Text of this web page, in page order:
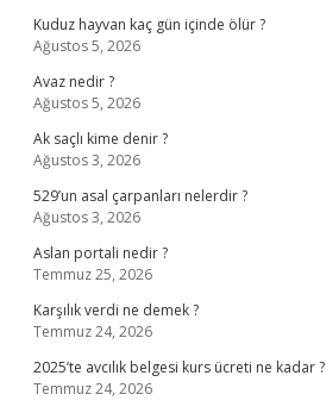
Kuduz hayvan kaç gün içinde ölür ?
Ağustos 5, 2026
Avaz nedir ?
Ağustos 5, 2026
Ak saçlı kime denir ?
Ağustos 3, 2026
529’un asal çarpanları nelerdir ?
Ağustos 3, 2026
Aslan portali nedir ?
Temmuz 25, 2026
Karşılık verdi ne demek ?
Temmuz 24, 2026
2025’te avcılık belgesi kurs ücreti ne kadar ?
Temmuz 24, 2026